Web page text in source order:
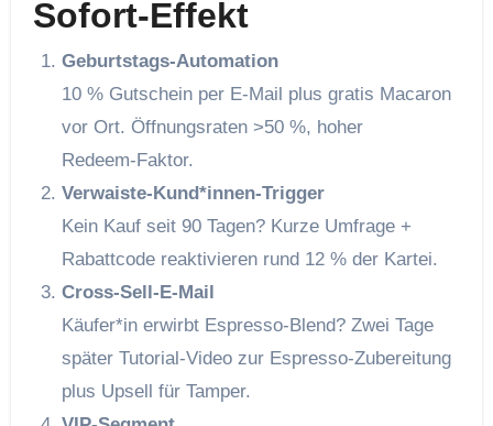
Sofort‑Effekt
Geburtstags‑Automation
10 % Gutschein per E‑Mail plus gratis Macaron
vor Ort. Öffnungs­raten >50 %, hoher
Redeem‑Faktor.
Verwaiste‑Kund*innen‑Trigger
Kein Kauf seit 90 Tagen? Kurze Umfrage +
Rabattcode reaktivieren rund 12 % der Kartei.
Cross‑Sell‑E‑Mail
Käufer*in erwirbt Espresso‑Blend? Zwei Tage
später Tutorial‑Video zur Espresso‑Zubereitung
plus Upsell für Tamper.